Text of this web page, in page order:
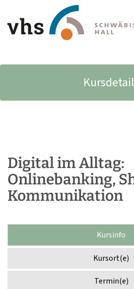
Digital im Alltag:
Onlinebanking,
Kommunikation
Kursinfo
Kursort(e)
Termin(e)